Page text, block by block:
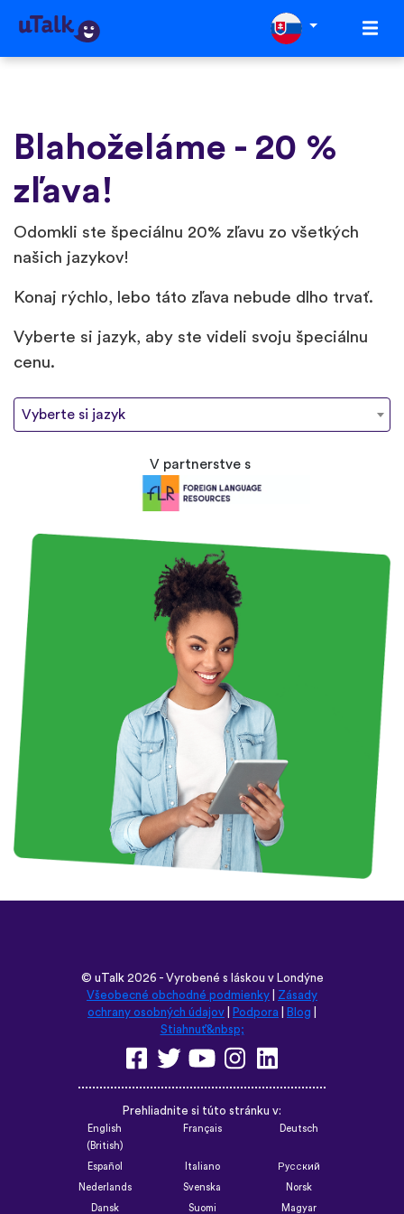
Blahoželáme - 20 %
zľava!
Odomkli ste špeciálnu 20% zľavu zo všetkých
našich jazykov!
Konaj rýchlo, lebo táto zľava nebude dlho trvať.
Vyberte si jazyk, aby ste videli svoju špeciálnu
cenu.
Vyberte si jazyk
V partnerstve s
© uTalk2026 - Vyrobené s láskou v Londýne
Všeobecné obchodné podmienky
Zásady
ochrany osobných údajov
Podpora Blog
Stiahnuť&nbsp;
Prehliadnite si túto stránku v:
English
(British)
Français Deutsch
Español Italiano Русский
Nederlands Svenska Norsk
Dansk Suomi Magyar